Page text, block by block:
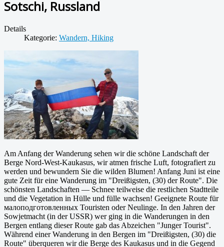
Sotschi, Russland
Details
Kategorie: Wandern, Hiking
Am Anfang der Wanderung sehen wir die schöne Landschaft der
Berge Nord-West-Kaukasus, wir atmen frische Luft, fotografiert zu
werden und bewundern Sie die wilden Blumen! Anfang Juni ist eine
gute Zeit für eine Wanderung im "Dreißigsten, (30) der Route". Die
schönsten Landschaften — Schnee teilweise die restlichen Stadtteile
und die Vegetation in Hülle und fülle wachsen! Geeignete Route für
малоподготовленных Touristen oder Neulinge. In den Jahren der
Sowjetmacht (in der USSR) wer ging in die Wanderungen in den
Bergen entlang dieser Route gab das Abzeichen "Junger Tourist".
Während einer Wanderung in den Bergen im "Dreißigsten, (30) die
Route" überqueren wir die Berge des Kaukasus und in die Gegend